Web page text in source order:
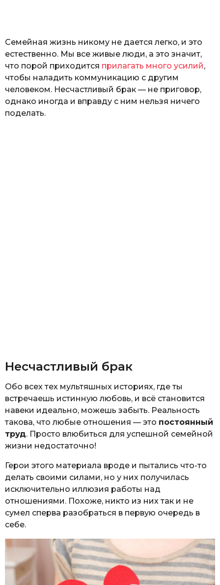
Семейная жизнь никому не дается легко, и это
естественно. Мы все живые люди, а это значит,
что порой приходится прилагать много усилий,
чтобы наладить коммуникацию с другим
человеком. Несчастливый брак — не приговор,
однако иногда и вправду с ним нельзя ничего
поделать.
Несчастливый брак
Обо всех тех мультяшных историях, где ты
встречаешь истинную любовь, и всё становится
навеки идеально, можешь забыть. Реальность
такова, что любые отношения — это постоянный
труд. Просто влюбиться для успешной семейной
жизни недостаточно!
Герои этого материала вроде и пытались что-то
делать своими силами, но у них получилась
исключительно иллюзия работы над
отношениями. Похоже, никто из них так и не
сумел сперва разобраться в первую очередь в
себе.